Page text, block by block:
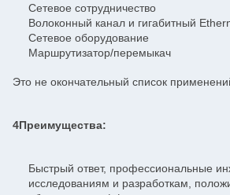
Сетевое сотрудничество
Волоконный канал и гигабитный
Сетевое оборудование
Маршрутизатор/перемыкач
Это не окончательный список
4Преимущества:
Быстрый ответ, профессиональные
исследованиям и разработкам,